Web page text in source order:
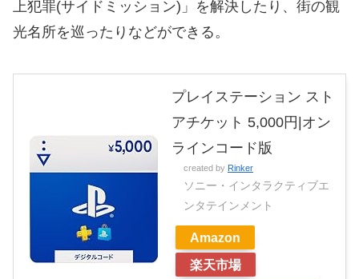
上犯罪(サイドミッション)」を解決したり、街の観
光名所を巡ったりなどができる。
プレイステーション スト
アチケット 5,000円|オン
ラインコード版
created by Rinker
ソニー・インタラクティブエ
ンタテインメント
Amazon
楽天市場